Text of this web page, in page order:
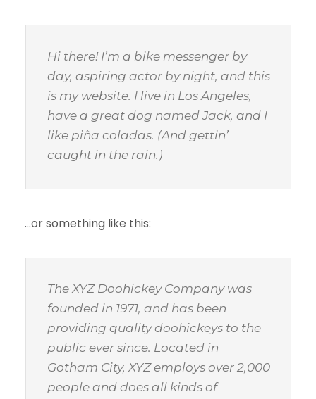
Hi there! I’m a bike messenger by
day, aspiring actor by night, and this
is my website. I live in Los Angeles,
have a great dog named Jack, and I
like piña coladas. (And gettin’
caught in the rain.)
…or something like this:
The XYZ Doohickey Company was
founded in 1971, and has been
providing quality doohickeys to the
public ever since. Located in
Gotham City, XYZ employs over 2,000
people and does all kinds of